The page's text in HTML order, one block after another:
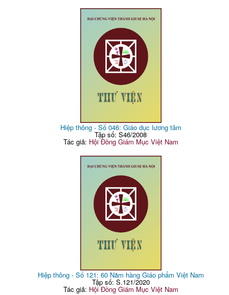
Hiệp thông - Số 046: Giáo dục lương tâm
Tập số: S46/2008
Tác giả: Hội Đồng Giám Mục Việt Nam
Hiệp thông - Số 121: 60 Năm hàng Giáo phẩm Việt Nam
Tập số: S.121/2020
Tác giả: Hội Đồng Giám Mục Việt Nam